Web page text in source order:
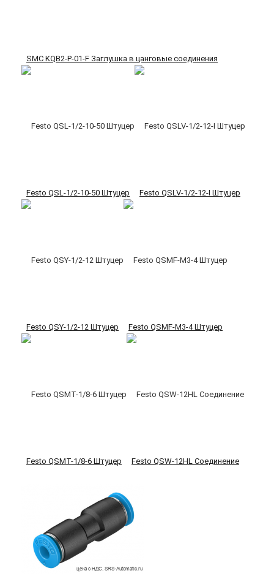
SMC KQB2-P-01-F Заглушка в цанговые соединения
Festo QSL-1/2-10-50 Штуцер Festo QSLV-1/2-12-I Штуцер
Festo QSY-1/2-12 Штуцер Festo QSMF-M3-4 Штуцер
Festo QSMT-1/8-6 Штуцер Festo QSW-12HL Соединение